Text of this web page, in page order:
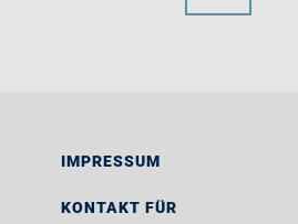
IMPRESSUM
KONTAKT FÜR